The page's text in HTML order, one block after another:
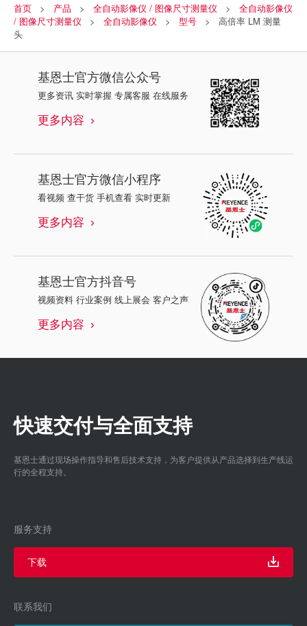
首页 产品 全自动影像仪 / 图像尺寸测量仪
全自动影像仪
/ 图像尺寸测量仪
全自动影像仪 型号
高倍率 LM 测量
头
基恩士官方微信公众号
更多资讯 实时掌握 专属客服 在线服务
更多内容
基恩士官方微信小程序
看视频 查干货 手机查看 实时更新
更多内容
基恩士官方抖音号
视频资料 行业案例 线上展会 客户之声
更多内容
快速交付与全面支持
基恩士通过现场操作指导和售后技术支持，为客户提供从产品选择到生产线运
行的全程支持。
服务支持
下载
联系我们